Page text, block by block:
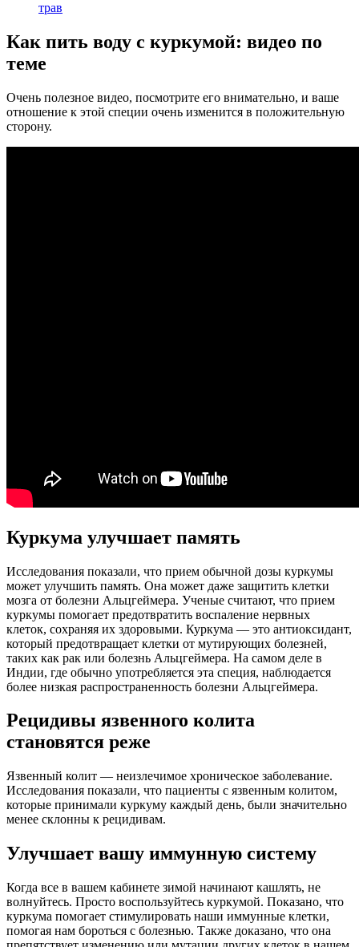
трав
Как пить воду с куркумой: видео по
теме
Очень полезное видео, посмотрите его внимательно, и ваше
отношение к этой специи очень изменится в положительную
сторону.
Куркума улучшает память
Исследования показали, что прием обычной дозы куркумы
может улучшить память. Она может даже защитить клетки
мозга от болезни Альцгеймера. Ученые считают, что прием
куркумы помогает предотвратить воспаление нервных
клеток, сохраняя их здоровыми. Куркума — это антиоксидант,
который предотвращает клетки от мутирующих болезней,
таких как рак или болезнь Альцгеймера. На самом деле в
Индии, где обычно употребляется эта специя, наблюдается
более низкая распространенность болезни Альцгеймера.
Рецидивы язвенного колита
становятся реже
Язвенный колит — неизлечимое хроническое заболевание.
Исследования показали, что пациенты с язвенным колитом,
которые принимали куркуму каждый день, были значительно
менее склонны к рецидивам.
Улучшает вашу иммунную систему
Когда все в вашем кабинете зимой начинают кашлять, не
волнуйтесь. Просто воспользуйтесь куркумой. Показано, что
куркума помогает стимулировать наши иммунные клетки,
помогая нам бороться с болезнью. Также доказано, что она